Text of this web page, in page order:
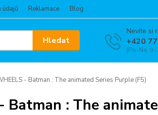
údajů Reklamace Blog
Hledat
Nevíte si
+420
(Po-Ne,
- Batman : The animated Series Purple (F5)
Batman : The